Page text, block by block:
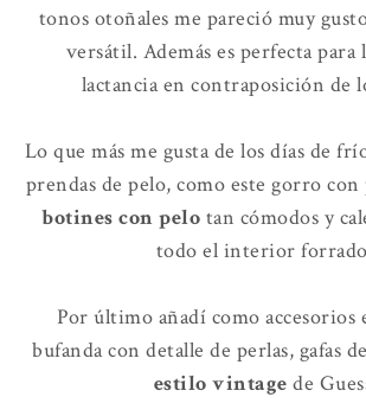
tonos otoñales me pareció muy
versátil. Además es perfecta para
lactancia en contraposición de
Lo que más me gusta de los días de
prendas de pelo, como este gorro
botines con pelo tan cómodos y
todo el interior
Por último añadí como accesorios
bufanda con detalle de perlas, gafas
estilo vintage de